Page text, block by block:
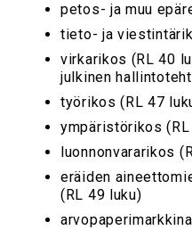
petos- ja muu
tieto- ja
virkarikos (RL 40
julkinen
työrikos (RL 47
ympäristörikos
luonnonvararikos
eräiden
(RL 49 luku)